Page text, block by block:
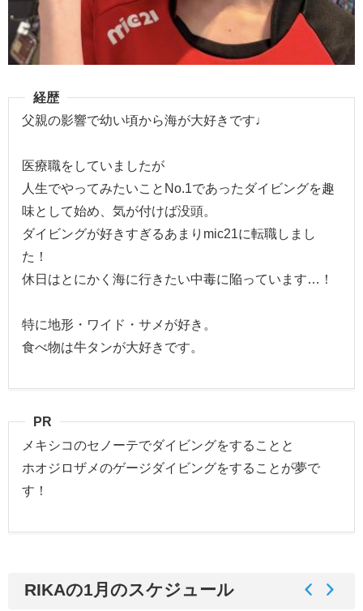
経歴
父親の影響で幼い頃から海が大好きです♩
医療職をしていましたが
人生でやってみたいことNo.1であったダイビングを趣
味として始め、気が付けば没頭。
ダイビングが好きすぎるあまりmic21に転職しまし
た！
休日はとにかく海に行きたい中毒に陥っています…！
特に地形・ワイド・サメが好き。
食べ物は牛タンが大好きです。
PR
メキシコのセノーテでダイビングをすることと
ホオジロザメのゲージダイビングをすることが夢で
す！
RIKAの1月のスケジュール